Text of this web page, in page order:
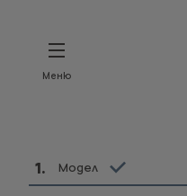
Меню
1. Модел